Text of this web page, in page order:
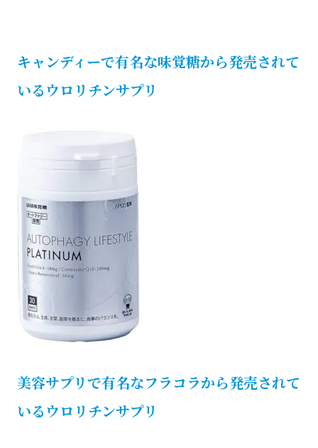
キャンディーで有名な味覚糖から発売されて
いるウロリチンサプリ
美容サプリで有名なフラコラから発売されて
いるウロリチンサプリ